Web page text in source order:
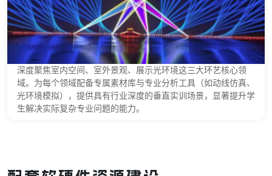
深度聚焦室内空间、室外景观、展示光环境这三大环艺核心领
域。为每个领域配备专属素材库与专业分析工具（如动线仿真、
光环境模拟），提供具有行业深度的垂直实训场景，显著提升学
生解决实际复杂专业问题的能力。